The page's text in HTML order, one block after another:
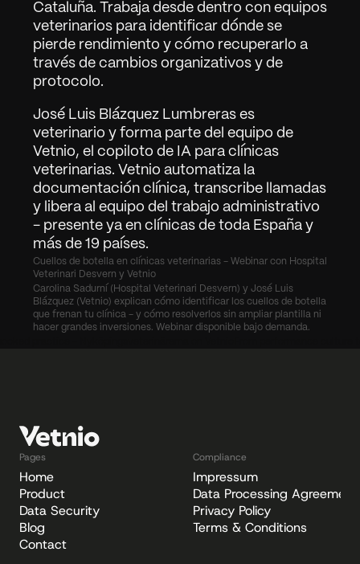
Cataluña. Trabaja desde dentro con equipos
veterinarios para identificar dónde se
pierde rendimiento y cómo recuperarlo a
través de cambios organizativos y de
protocolo.
José Luis Blázquez Lumbreras es
veterinario y forma parte del equipo de
Vetnio, el copiloto de IA para clínicas
veterinarias. Vetnio automatiza la
documentación clínica, transcribe llamadas
y libera al equipo del trabajo administrativo
- presente ya en clínicas de toda España y
más de 19 países.
Cuellos de botella en clínicas veterinarias - Webinar con Hospital
Veterinari Desvern y Vetnio
Carolina Sadurní (Hospital Veterinari Desvern) y José Luis
Blázquez (Vetnio) explican cómo identificar los cuellos de botella
que frenan tu clínica - y cómo resolverlos sin ampliar plantilla ni
hacer grandes inversiones. Webinar disponible bajo demanda.
Pages
Home
Product
Data Security
Blog
Contact
Compliance
Impressum
Data Processing Agreement
Privacy Policy
Terms & Conditions